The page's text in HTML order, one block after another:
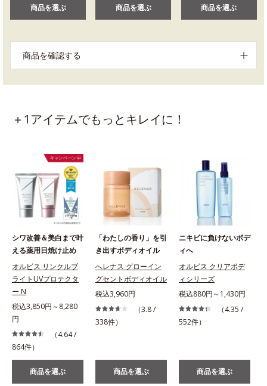
商品を選ぶ 商品を選ぶ 商品を選ぶ
商品を確認する
＋1アイテムでもっとキレイに！
シワ改善＆美白まで叶
える薬用日焼け止め
オルビス リンクルブ
ライトUVプロテクタ
ー N
税込3,850円～8,280
円
（4.64 /
864件）
商品を選ぶ
「わたしの香り」を引
き出すボディオイル
へレナス グローイン
グセントボディオイル
税込3,960円
（3.8 /
338件）
商品を選ぶ
ニキビに負けないボデ
ィへ
オルビス クリアボデ
ィシリーズ
税込880円～1,430円
（4.35 /
552件）
商品を選ぶ